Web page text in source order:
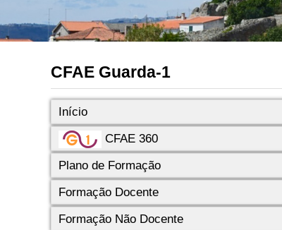
CFAE Guarda-1
Início
CFAE 360
Plano de Formação
Formação Docente
Formação Não Docente